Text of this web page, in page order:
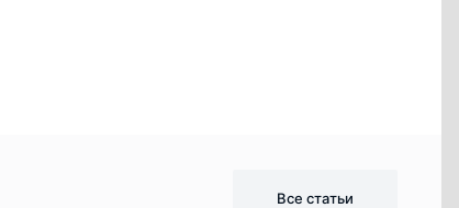
Все статьи